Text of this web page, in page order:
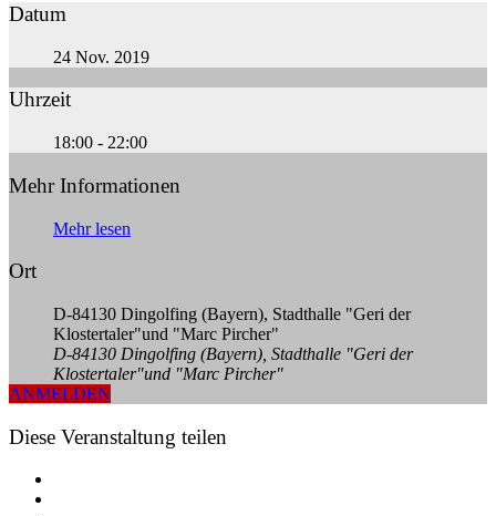
Datum
24 Nov. 2019
Uhrzeit
18:00 - 22:00
Mehr Informationen
Mehr lesen
Ort
D-84130 Dingolfing (Bayern), Stadthalle "Geri der
Klostertaler"und "Marc Pircher"
D-84130 Dingolfing (Bayern), Stadthalle "Geri der
Klostertaler"und "Marc Pircher"
ANMELDEN
Diese Veranstaltung teilen